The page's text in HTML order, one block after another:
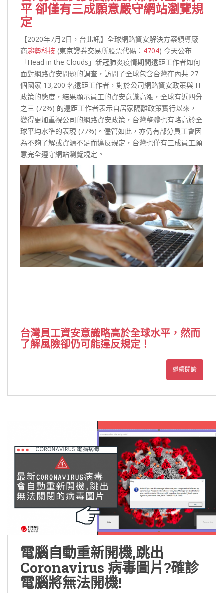
平 卻僅有三成願意嚴守網站瀏覽規
定
【2020年7月2日，台北訊】全球網路資安解決方案領導廠
商趨勢科技 (東京證券交易所股票代碼： 4704) 今天公布
「Head in the Clouds」新冠肺炎疫情期間遠距工作者如何
面對網路資安問題的調查，訪問了全球包含台灣在內共 27
個國家 13,200 名遠距工作者，對於公司網路資安政策與 IT
政策的態度，結果顯示員工的資安意識高漲，全球有近四分
之三 (72%) 的遠距工作者表示自居家隔離政策實行以來，
變得更加重視公司的網路資安政策，台灣整體也有略高於全
球平均水準的表現 (77%)。儘管如此，亦仍有部分員工會因
為不夠了解或資源不足而違反規定，台灣也僅有三成員工願
意完全遵守網站瀏覽規定。
台灣員工資安意識略高於全球水平， 然而
了解風險卻仍可能違反規定！
繼續閱讀
電腦自動重新開機,跳出
Coronavirus 病毒圖片?確診
電腦將無法開機!